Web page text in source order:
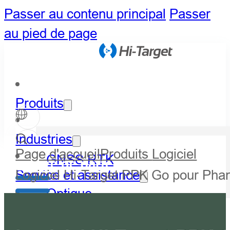
Passer au contenu principal Passer
au pied de page
Produits
GNSS RTK
Optique
Industries
Service et assistance
Centre de partenaires
Page d'accueilProduits Logiciel
Logiciel Hi-Target PPK Go pour